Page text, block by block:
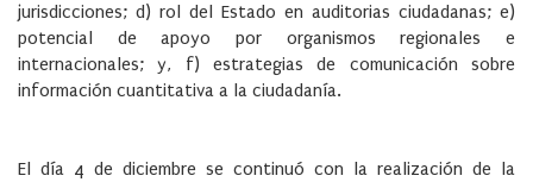
jurisdicciones; d) rol del Estado en auditorias ciudadanas; e)
potencial de apoyo por organismos regionales e
internacionales; y, f) estrategias de comunicación sobre
información cuantitativa a la ciudadanía.
El día 4 de diciembre se continuó con la realización de la